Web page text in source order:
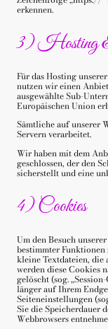
erkennen.
3) Hosting
Für das Hosting
nutzen wir einen
ausgewählte Sub-
Europäischen Union
Sämtliche auf unserer
Servern verarbeitet.
Wir haben mit dem
geschlossen, der den
sicherstellt und eine
4) Cookies
Um den Besuch
bestimmter
kleine Textdateien, die
werden diese Cookies
gelöscht (sog.
länger auf Ihrem
Seiteneinstellungen
Sie die Speicherdauer
Webbrowsers